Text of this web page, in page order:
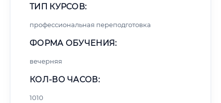
ТИП КУРСОВ:
профессиональная переподготовка
ФОРМА ОБУЧЕНИЯ:
вечерняя
КОЛ-ВО ЧАСОВ:
1010